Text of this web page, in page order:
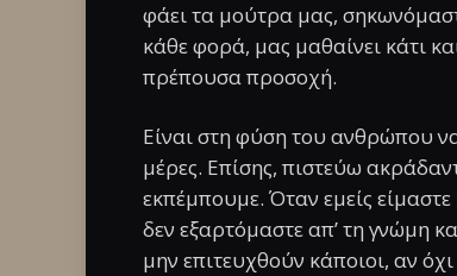
φάει τα μούτρα μας,
κάθε φορά, μας μαθαίνει κάτι
πρέπουσα προσοχή.
Είναι στη φύση του ανθρώπου να
μέρες. Επίσης, πιστεύω
εκπέμπουμε. Όταν εμείς
δεν εξαρτόμαστε απ’ τη γνώμη
μην επιτευχθούν κάποιοι, αν